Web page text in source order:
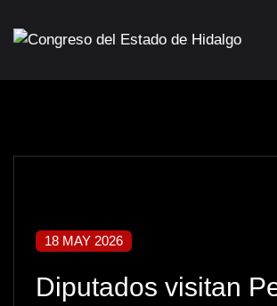
18 MAY 2026
Diputados visitan